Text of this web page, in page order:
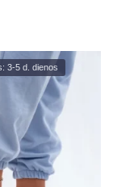
3-5 d. dienos